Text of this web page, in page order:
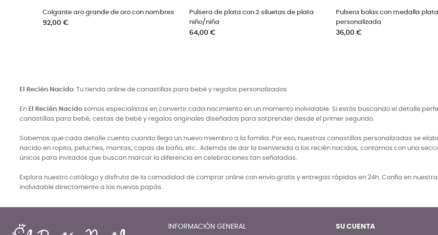
Pulsera personalizada día de la madre Collar con colgante de estrella de plata
Pulsera con 2 medallas de plata
El Recién Nacido: Tu tienda online de canastillas para bebé y regalos personalizados
En El Recién Nacido somos especialistas en convertir cada nacimiento en un momento inolvidable. Si estás buscando el detalle
canastillas para bebé, cestas de bebé y regalos originales diseñados para sorprender desde el primer segundo.
Sabemos que cada detalle cuenta cuando llega un nuevo miembro a la familia. Por eso, nuestras canastillas personalizadas se
nacido en ropita, peluches, mantas, capas de baño, etc.. Además de dar la bienvenida a los recién nacidos, contamos con una
únicos para invitados que buscan marcar la diferencia en celebraciones tan señaladas.
Explora nuestro catálogo y disfruta de la comodidad de comprar online con envío gratis y entregas rápidas en 24h. Confía en
inolvidable directamente a los nuevos papás.
INFORMACIÓN GENERAL SU CUENTA